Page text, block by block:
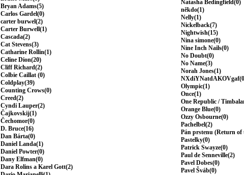
Bryan Adams(5)
Carlos Gardel(0)
carter burwel(2)
Carter Burwell(1)
Cascada(2)
Cat Stevens(3)
Catharine Rollin(1)
Celine Dion(20)
Cliff Richard(2)
Colbie Caillat (0)
Coldplay(39)
Counting Crows(0)
Creed(2)
Cyndi Lauper(2)
Čajkovskij(1)
Čechomor(0)
D. Bruce(16)
Dan Bárta(0)
Daniel Landa(1)
Daniel Powter(0)
Dany Elfman(0)
Dara Rolins a Karel Gott(2)
Natasha Bedingfield(0)
někdo(1)
Nelly(1)
Nickelback(7)
Nightwish(15)
Nina simone(0)
Nine Inch Nails(0)
No Doubt(0)
No Name(3)
Norah Jones(1)
Olympic(1)
Once(1)
One Republic /
Orange Blue(0)
Ozzy Osbourne(0)
Pachelbel(2)
Pán prstenu (Return of
Pastelky(0)
Patrick Swayze(0)
Paul de Senneville(2)
Pavel Dobes(0)
Pavel Šváb(0)